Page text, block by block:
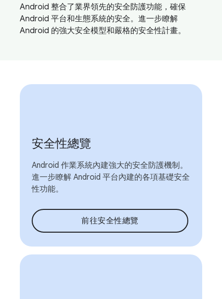
Android 整合了業界領先的安全防護功能，確保
Android 平台和生態系統的安全。進一步瞭解
Android 的強大安全模型和嚴格的安全性計畫。
安全性總覽
Android 作業系統內建強大的安全防護機制。
進一步瞭解 Android 平台內建的各項基礎安全
性功能。
前往安全性總覽